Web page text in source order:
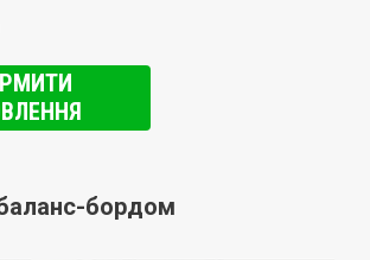
бордом